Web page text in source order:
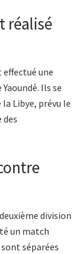
réalisé
une
Ils se
Libye, prévu le
des
division
un match
séparées